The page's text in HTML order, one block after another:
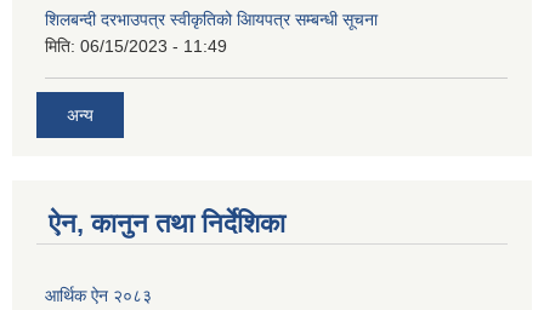
शिलबन्दी दरभाउपत्र स्वीकृतिको आियपत्र सम्बन्धी सूचना
मिति: 06/15/2023 - 11:49
अन्य
ऐन, कानुन तथा निर्देशिका
आर्थिक ऐन २०८३